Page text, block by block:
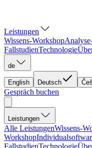
Leistungen
Wissens-Workshop
FallstudienTechnologie
de
English Deutsch
Gespräch buchen
Leistungen
Alle LeistungenWissens-
Workshop
FallstudienTechnologie